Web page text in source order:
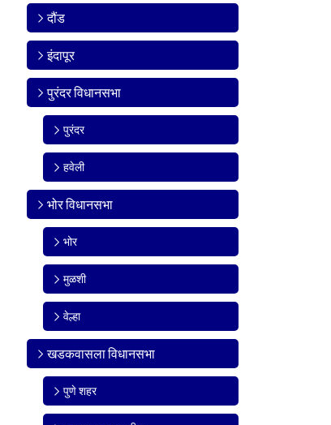
दौंड
इंदापूर
पुरंदर विधानसभा
पुरंदर
हवेली
भोर विधानसभा
भोर
मुळशी
वेल्हा
खडकवासला विधानसभा
पुणे शहर